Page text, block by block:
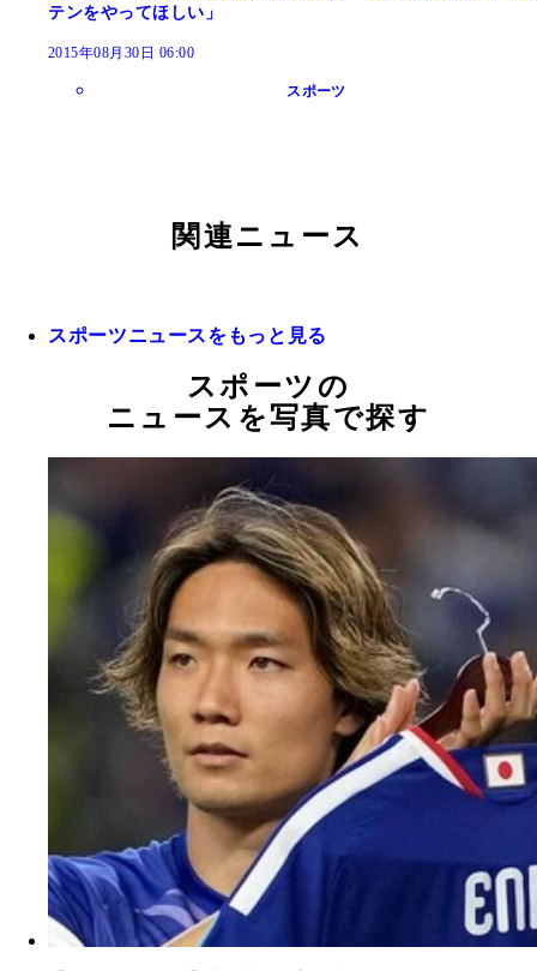
テンをやってほしい」
2015年08月30日 06:00
スポーツ
関連ニュース
スポーツニュースをもっと見る
スポーツの
ニュースを写真で探す